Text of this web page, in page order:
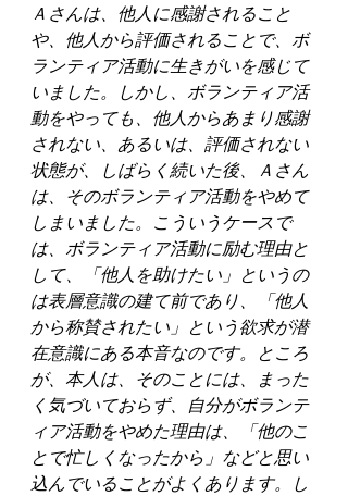
Ａさんは、他人に感謝されること
や、他人から評価されることで、ボ
ランティア活動に生きがいを感じて
いました。しかし、ボランティア活
動をやっても、他人からあまり感謝
されない、あるいは、評価されない
状態が、しばらく続いた後、Ａさん
は、そのボランティア活動をやめて
しまいました。こういうケースで
は、ボランティア活動に励む理由と
して、「他人を助けたい」というの
は表層意識の建て前であり、「他人
から称賛されたい」という欲求が潜
在意識にある本音なのです。ところ
が、本人は、そのことには、まった
く気づいておらず、自分がボランテ
ィア活動をやめた理由は、「他のこ
とで忙しくなったから」などと思い
込んでいることがよくあります。し